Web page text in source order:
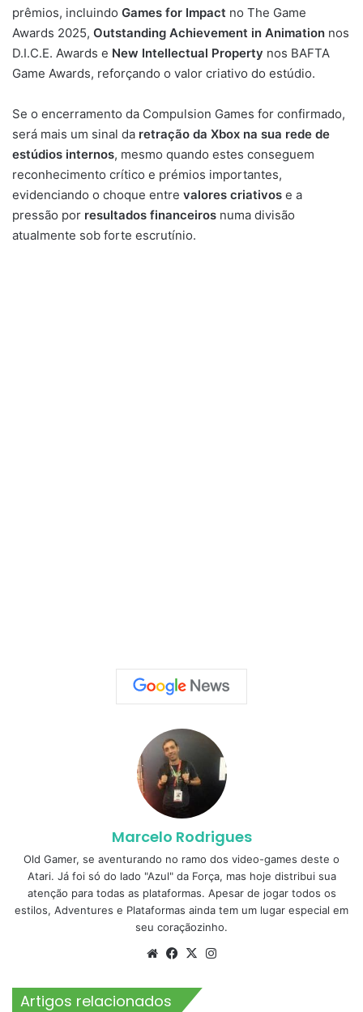
prêmios, incluindo Games for Impact no The Game
Awards 2025, Outstanding Achievement in Animation nos
D.I.C.E. Awards e New Intellectual Property nos BAFTA
Game Awards, reforçando o valor criativo do estúdio.
Se o encerramento da Compulsion Games for confirmado,
será mais um sinal da retração da Xbox na sua rede de
estúdios internos, mesmo quando estes conseguem
reconhecimento crítico e prémios importantes,
evidenciando o choque entre valores criativos e a
pressão por resultados financeiros numa divisão
atualmente sob forte escrutínio.
Marcelo Rodrigues
Old Gamer, se aventurando no ramo dos video-games deste o
Atari. Já foi só do lado "Azul" da Força, mas hoje distribui sua
atenção para todas as plataformas. Apesar de jogar todos os
estilos, Adventures e Plataformas ainda tem um lugar especial em
seu coraçãozinho.
WebsiteFacebook
X
Artigos relacionados